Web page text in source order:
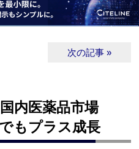
次の記事 »
内医薬品市場
もプラス成長